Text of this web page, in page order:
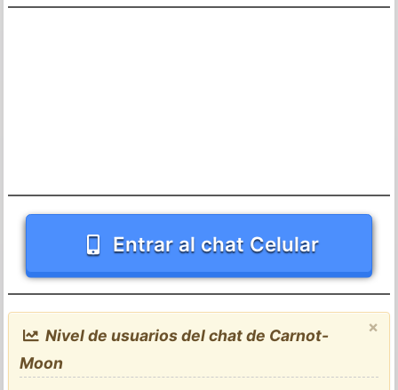
Entrar al chat Celular
×
Nivel de usuarios del chat de Carnot-
Moon